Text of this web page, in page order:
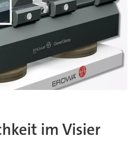
im Visier